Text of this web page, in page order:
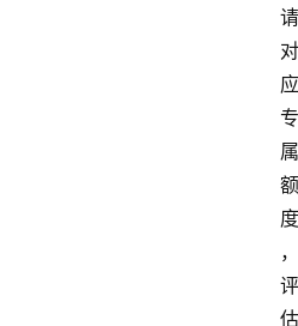
请
对
应
专
属
额
度
，
评
估